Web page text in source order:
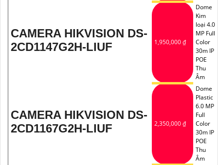
CAMERA HIKVISION DS-
2CD1147G2H-LIUF
1,950,000 ₫
Dome
Kim
loại 4.0
MP Full
Color
30m IP
POE
Thu
Âm
CAMERA HIKVISION DS-
2CD1167G2H-LIUF
2,350,000 ₫
Dome
Plastic
6.0 MP
Full
Color
30m IP
POE
Thu
Âm